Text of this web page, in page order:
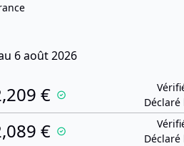
6 août 2026
€
Déclaré
€
Déclaré